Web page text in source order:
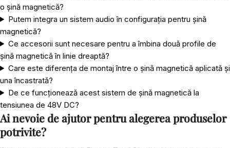
o șină magnetică?
Putem integra un sistem audio în configurația pentru șină
magnetică?
Ce accesorii sunt necesare pentru a îmbina două profile de
șină magnetică în linie dreaptă?
Care este diferența de montaj între o șină magnetică aplicată și
una încastrată?
De ce funcționează acest sistem de șină magnetică la
tensiunea de 48V DC?
Ai nevoie de ajutor pentru alegerea produselor
potrivite?